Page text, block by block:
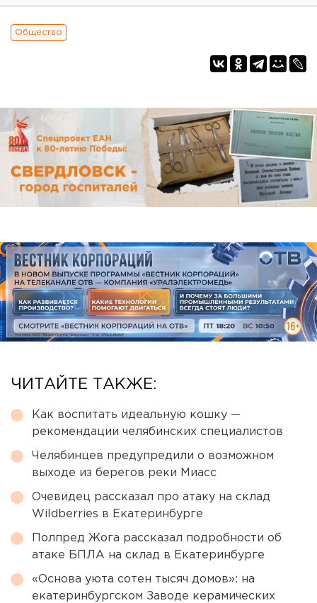
Общество
ЧИТАЙТЕ ТАКЖЕ:
Как воспитать идеальную кошку —
рекомендации челябинских специалистов
Челябинцев предупредили о возможном
выходе из берегов реки Миасс
Очевидец рассказал про атаку на склад
Wildberries в Екатеринбурге
Полпред Жога рассказал подробности об
атаке БПЛА на склад в Екатеринбурге
«Основа уюта сотен тысяч домов»: на
екатеринбургском Заводе керамических